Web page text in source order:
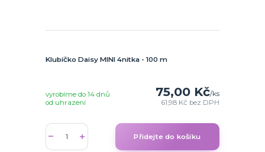
Klubíčko Daisy MINI 4nitka - 100 m
75,00 Kč/ks
61,98 Kč bez DPH
vyrobíme do 14 dnů
od uhrazení
Přidejte do košíku